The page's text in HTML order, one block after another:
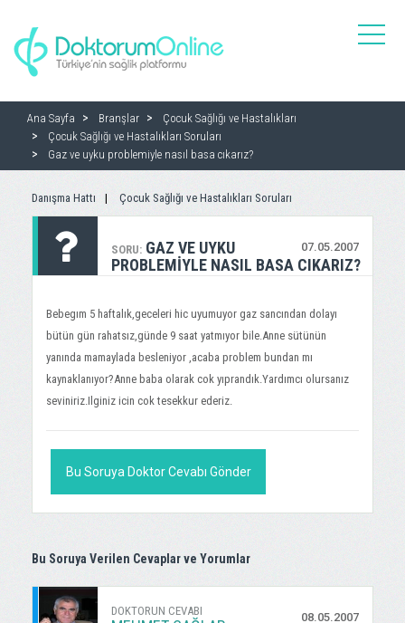
toggle
Ana Sayfa Branşlar
Çocuk Sağlığı ve Hastalıkları
Çocuk Sağlığı ve Hastalıkları Soruları
Gaz ve uyku problemiyle nasıl basa cıkarız?
Danışma Hattı Çocuk Sağlığı ve Hastalıkları Soruları
SORU: 07.05.2007
GAZ VE UYKU
PROBLEMIYLE NASIL BASA CIKARIZ?
Bebegım 5 haftalık,geceleri hic uyumuyor gaz sancından dolayı
bütün gün rahatsız,günde 9 saat yatmıyor bile.Anne sütünün
yanında mamaylada besleniyor ,acaba problem bundan mı
kaynaklanıyor?Anne baba olarak cok yıprandık.Yardımcı olursanız
seviniriz.Ilginiz icin cok tesekkur ederiz.
Bu Soruya Doktor Cevabı Gönder
Bu Soruya Verilen Cevaplar ve Yorumlar
DOKTORUN CEVABI 08.05.2007